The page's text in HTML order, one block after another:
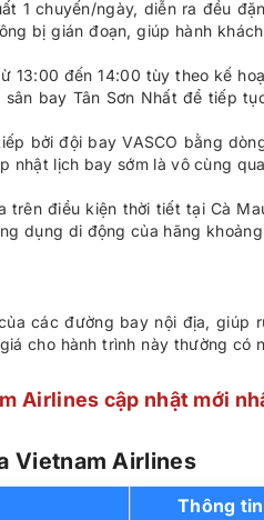
1 chuyến/ngày, diễn ra đều
bị gián đoạn, giúp hành
13:00 đến 14:00 tùy theo kế
bay Tân Sơn Nhất để tiếp
bởi đội bay VASCO bằng
nhật lịch bay sớm là vô cùng
điều kiện thời tiết tại Cà
dụng di động của hãng
các đường bay nội địa, giúp
cho hành trình này thường có
Airlines cập nhật mới
Vietnam Airlines
Thông